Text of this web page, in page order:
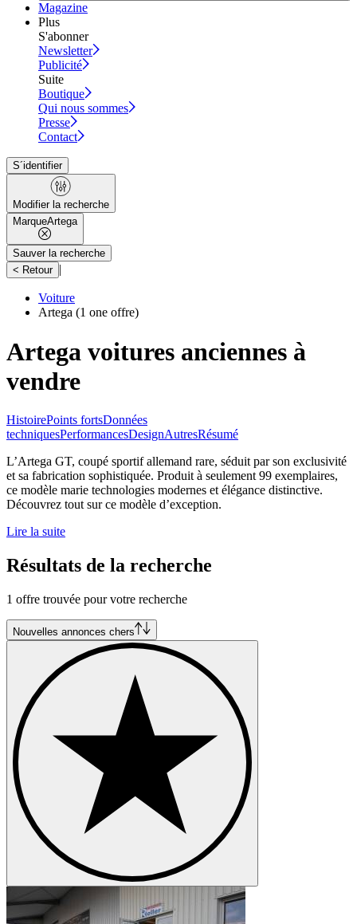
Magazine
Plus
S'abonner
Newsletter
Publicité
Suite
Boutique
Qui nous sommes
Presse
Contact
S´identifier
Modifier la recherche
MarqueArtega
Sauver la recherche
< Retour |
Voiture
Artega (1 one offre)
Artega voitures anciennes à
vendre
HistoirePoints fortsDonnées
techniquesPerformancesDesignAutresRésumé
L’Artega GT, coupé sportif allemand rare, séduit par son exclusivité
et sa fabrication sophistiquée. Produit à seulement 99 exemplaires,
ce modèle marie technologies modernes et élégance distinctive.
Découvrez tout sur ce modèle d’exception.
Lire la suite
Résultats de la recherche
1 offre trouvée pour votre recherche
Nouvelles annonces chers